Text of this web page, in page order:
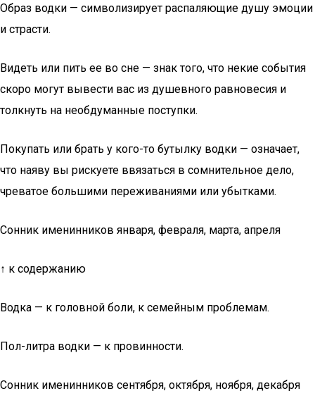
Образ водки — символизирует распаляющие душу эмоции
и страсти.
Видеть или пить ее во сне — знак того, что некие события
скоро могут вывести вас из душевного равновесия и
толкнуть на необдуманные поступки.
Покупать или брать у кого-то бутылку водки — означает,
что наяву вы рискуете ввязаться в сомнительное дело,
чреватое большими переживаниями или убытками.
Сонник именинников января, февраля, марта, апреля
↑ к содержанию
Водка — к головной боли, к семейным проблемам.
Пол-литра водки — к провинности.
Сонник именинников сентября, октября, ноября, декабря